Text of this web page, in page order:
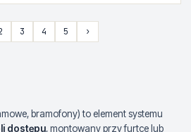
3 4 5 ›
bramofony) to element systemu
dostępu, montowany przy furtce lub